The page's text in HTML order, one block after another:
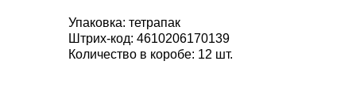
Упаковка: тетрапак
Штрих-код: 4610206170139
Количество в коробе: 12 шт.